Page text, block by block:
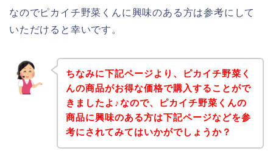
なのでピカイチ野菜くんに興味のある方は参考にして
いただけると幸いです。
ちなみに下記ページより、ピカイチ野菜く
んの商品がお得な価格で購入することがで
きましたよ♪なので、ピカイチ野菜くんの
商品に興味のある方は下記ページなどを参
考にされてみてはいかがでしょうか？